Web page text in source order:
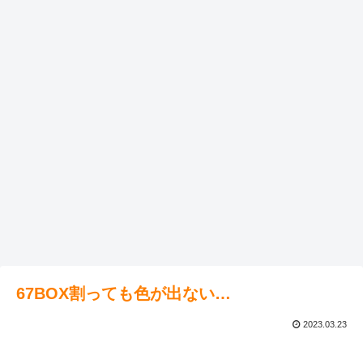
67BOX割っても色が出ない…
2023.03.23